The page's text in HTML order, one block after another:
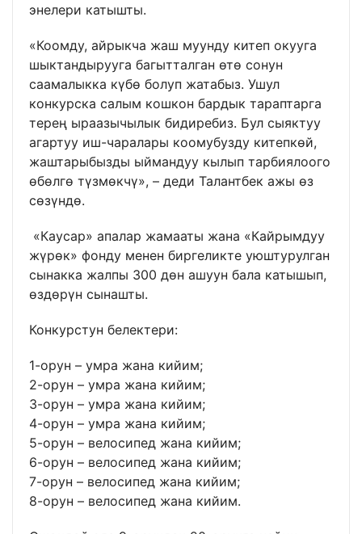
энелери катышты.
«Коомду, айрыкча жаш муунду китеп окууга
шыктандырууга багытталган өтө сонун
саамалыкка күбө болуп жатабыз. Ушул
конкурска салым кошкон бардык тараптарга
терең ыраазычылык бидиребиз. Бул сыяктуу
агартуу иш-чаралары коомубузду китепкөй,
жаштарыбызды ыймандуу кылып тарбиялоого
өбөлгө түзмөкчү», – деди Талантбек ажы өз
сөзүндө.
«Каусар» апалар жамааты жана «Кайрымдуу
жүрөк» фонду менен биргеликте уюштурулган
сынакка жалпы 300 дөн ашуун бала катышып,
өздөрүн сынашты.
Конкурстун белектери:
1-орун – умра жана кийим;
2-орун – умра жана кийим;
3-орун – умра жана кийим;
4-орун – умра жана кийим;
5-орун – велосипед жана кийим;
6-орун – велосипед жана кийим;
7-орун – велосипед жана кийим;
8-орун – велосипед жана кийим.